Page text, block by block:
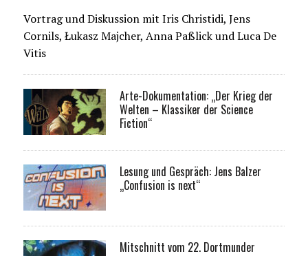
Vortrag und Diskussion mit Iris Christidi, Jens
Cornils, Łukasz Majcher, Anna Paßlick und Luca De
Vitis
Arte-Dokumentation: „Der Krieg der
Welten – Klassiker der Science
Fiction“
Lesung und Gespräch: Jens Balzer
„Confusion is next“
Mitschnitt vom 22. Dortmunder